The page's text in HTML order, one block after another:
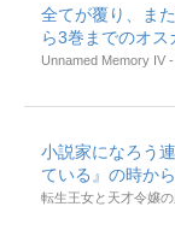
全てが覆り、ま
ら3巻までのオス
Unnamed Memory IV
小説家になろう
ている』の時か
転生王女と天才令嬢